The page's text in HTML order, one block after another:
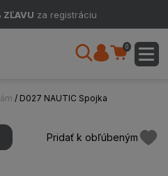
ZĽAVU za registráciu
0
/ D027 NAUTIC Spojka
Pridať k obľúbeným